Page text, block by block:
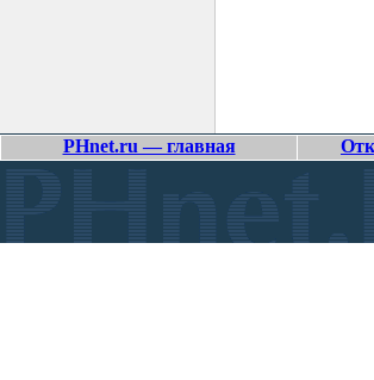
PHnet.ru — главная